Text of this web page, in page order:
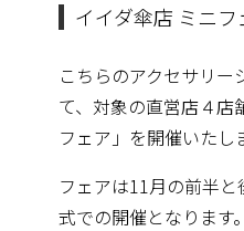
イイダ傘店 ミニ
こちらのアクセサリー
て、対象の直営店４店
フェア」を開催いたし
フェアは11月の前半
式での開催となります。